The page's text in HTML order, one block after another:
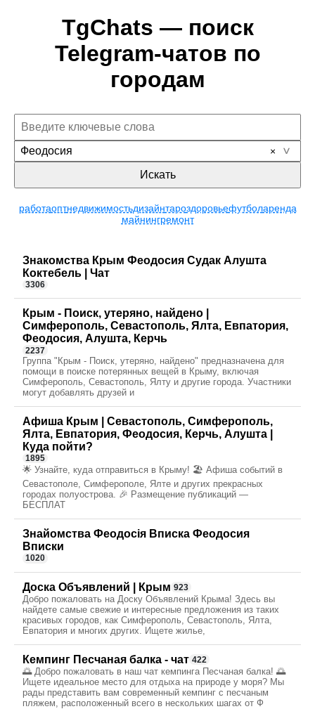
TgChats — поиск
Telegram-чатов по
городам
Феодосия
Искать
работаоптнедвижимостьдизайнтароздоровьефутболаренда
майнингремонт
Знакомства Крым Феодосия Судак Алушта
Коктебель | Чат
3306
Крым - Поиск, утеряно, найдено |
Симферополь, Севастополь, Ялта, Евпатория,
Феодосия, Алушта, Керчь
2237
Группа "Крым - Поиск, утеряно, найдено" предназначена для
помощи в поиске потерянных вещей в Крыму, включая
Симферополь, Севастополь, Ялту и другие города. Участники
могут добавлять друзей и
Афиша Крым | Севастополь, Симферополь,
Ялта, Евпатория, Феодосия, Керчь, Алушта |
Куда пойти?
1895
🌟 Узнайте, куда отправиться в Крыму! 🏖️ Афиша событий в
Севастополе, Симферополе, Ялте и других прекрасных
городах полуострова. 🎉 Размещение публикаций —
БЕСПЛАТ
Знайомства Феодосія Вписка Феодосия
Вписки
1020
Доска Объявлений | Крым 923
Добро пожаловать на Доску Объявлений Крыма! Здесь вы
найдете самые свежие и интересные предложения из таких
красивых городов, как Симферополь, Севастополь, Ялта,
Евпатория и многих других. Ищете жилье,
Кемпинг Песчаная балка - чат 422
🌅 Добро пожаловать в наш чат кемпинга Песчаная балка! 🌅
Ищете идеальное место для отдыха на природе у моря? Мы
рады представить вам современный кемпинг с песчаным
пляжем, расположенный всего в нескольких шагах от Ф